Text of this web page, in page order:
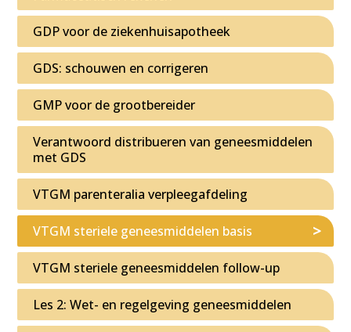
GDP voor de ziekenhuisapotheek
GDS: schouwen en corrigeren
GMP voor de grootbereider
Verantwoord distribueren van geneesmiddelen
met GDS
VTGM parenteralia verpleegafdeling
VTGM steriele geneesmiddelen basis
VTGM steriele geneesmiddelen follow-up
Les 2: Wet- en regelgeving geneesmiddelen